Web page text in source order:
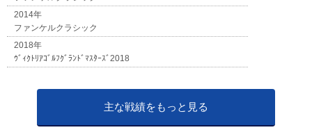
2014年
ファンケルクラシック
2018年
ｳﾞｨｸﾄﾘｱｺﾞﾙﾌｸﾞﾗﾝﾄﾞﾏｽﾀｰｽﾞ2018
主な戦績をもっと見る